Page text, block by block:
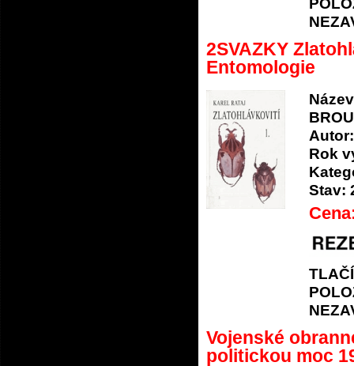
2SVAZKY
Entomologie
Autor:
Rok
Stav:
Vojenské
politickou moc